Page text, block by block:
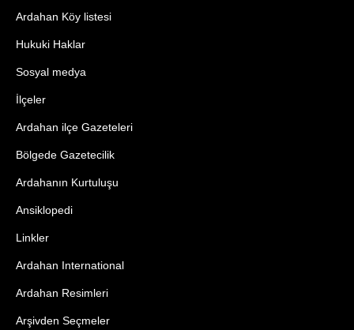
Ardahan Köy listesi
Hukuki Haklar
Sosyal medya
İlçeler
Ardahan ilçe Gazeteleri
Bölgede Gazetecilik
Ardahanın Kurtuluşu
Ansiklopedi
Linkler
Ardahan International
Ardahan Resimleri
Arşivden Seçmeler